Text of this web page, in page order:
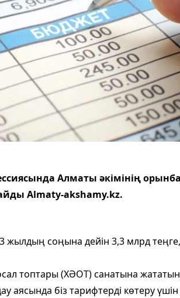
Алматы әкімінің
Almaty-akshamy.kz.
жылдың соңына дейін 3,3 млрд
топтары (ХӘОТ) санатына
аясында біз тарифтерді көтеру